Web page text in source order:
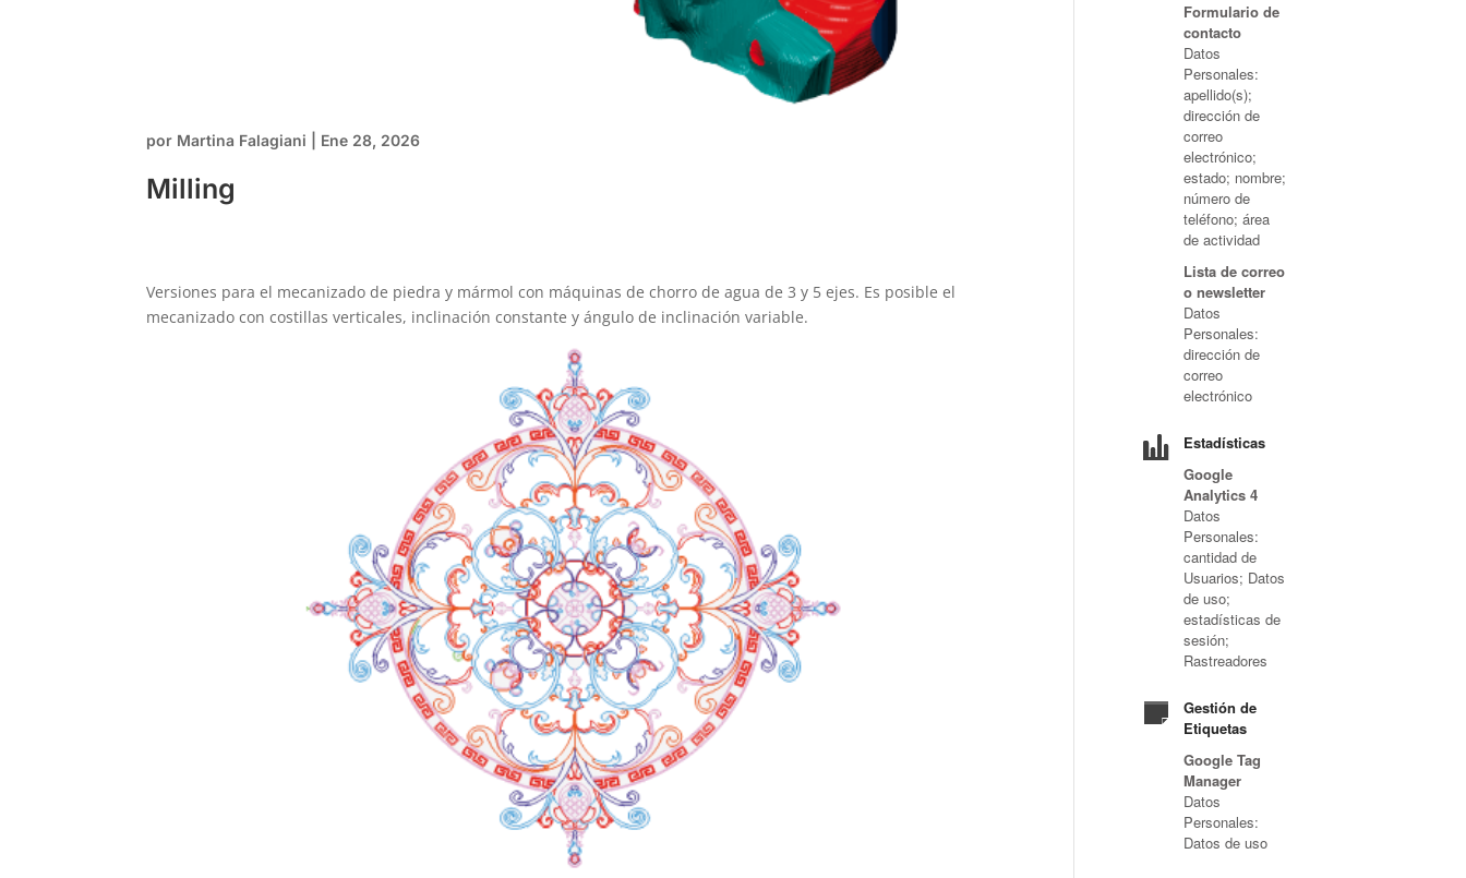
Milling
por Martina Falagiani Ene 28, 2026
Versiones para el mecanizado de piedra y mármol con máquinas de chorro de agua de 3 y 5 ejes. Es posible el
mecanizado con costillas verticales, inclinación constante y ángulo de inclinación variable.
Formulario de
contacto
Datos
Personales:
apellido(s);
dirección de
correo
electrónico;
estado; nombre;
número de
teléfono; área
de actividad
Lista de correo
o newsletter
Datos
Personales:
dirección de
correo
electrónico
Estadísticas
Google
Analytics 4
Datos
Personales:
cantidad de
Usuarios; Datos
de uso;
estadísticas de
sesión;
Rastreadores
Gestión de
Etiquetas
Google Tag
Manager
Datos
Personales:
Datos de uso